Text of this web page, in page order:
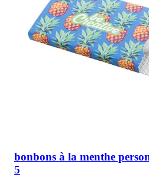
bonbons à la menthe
5